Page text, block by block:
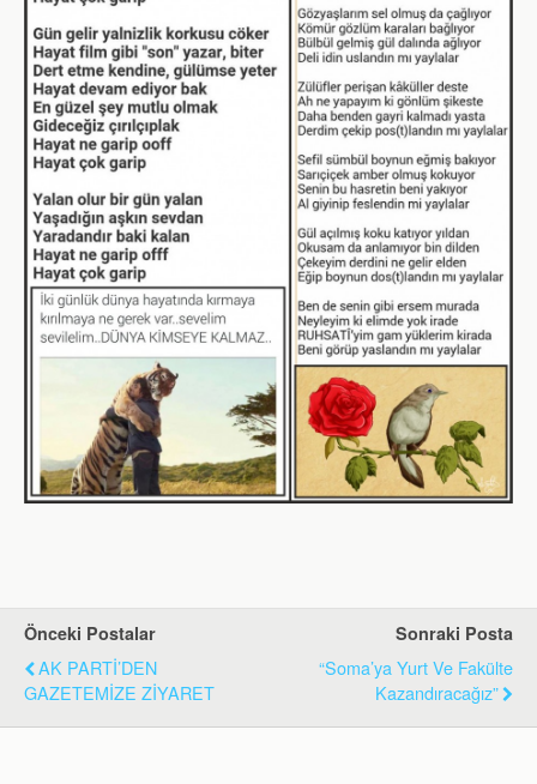
Önceki Postalar
AK PARTİ’DEN
GAZETEMİZE ZİYARET
Sonraki Posta
“Soma’ya Yurt Ve Fakülte
Kazandıracağız”